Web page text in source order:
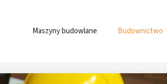
Maszyny budowlane Budownictwo